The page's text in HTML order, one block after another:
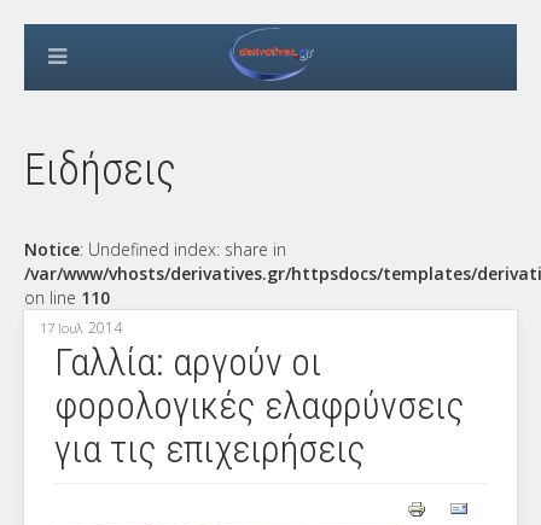
Ειδήσεις
Notice: Undefined index: share in
/var/www/vhosts/derivatives.gr/httpsdocs/templates/
on line 110
17 Ιουλ 2014
Γαλλία: αργούν οι
φορολογικές ελαφρύνσεις
για τις επιχειρήσεις